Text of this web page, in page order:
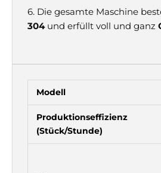
6. Die gesamte Maschine
304und erfüllt voll und ganz
Modell
Produktionseffizienz
(Stück/Stunde)